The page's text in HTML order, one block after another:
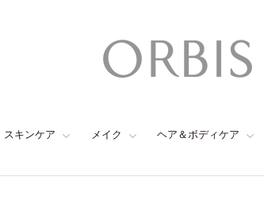
スキンケア メイク ヘア＆ボディケア